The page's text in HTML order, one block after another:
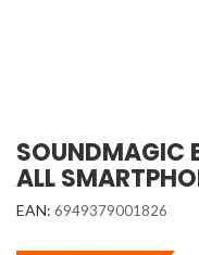
SOUNDMAGIC
ALL
EAN: 6949379001826